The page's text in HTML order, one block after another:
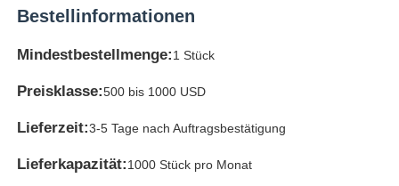
Bestellinformationen
Mindestbestellmenge:1 Stück
Preisklasse:500 bis 1000 USD
Lieferzeit:3-5 Tage nach Auftragsbestätigung
Lieferkapazität:1000 Stück pro Monat